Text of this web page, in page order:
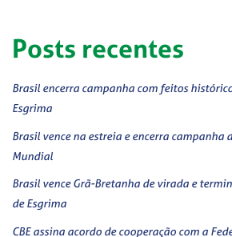
Posts recentes
Brasil encerra campanha com feitos
Esgrima
Brasil vence na estreia e encerra campanha
Mundial
Brasil vence Grã-Bretanha de virada e
de Esgrima
CBE assina acordo de cooperação com a